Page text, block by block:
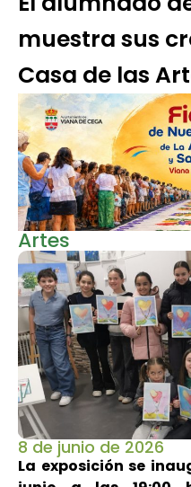
muestra sus
Casa de las
Artes
8 de junio de 2026
La exposición se